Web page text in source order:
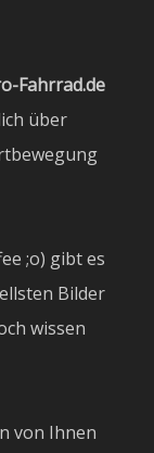
Fahrrad.de
über
;o) gibt es
Bilder
wissen
von Ihnen